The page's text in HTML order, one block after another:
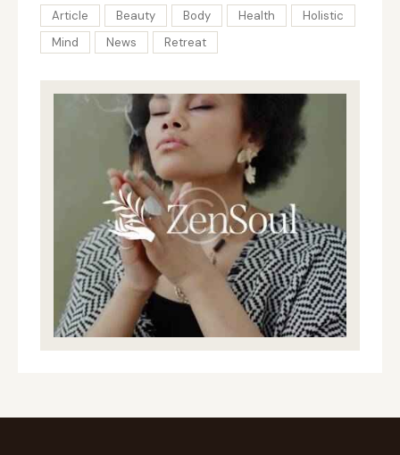
Article Beauty Body Health
Holistic
Mind
News Retreat